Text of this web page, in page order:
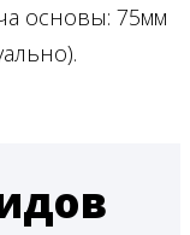
основы: 75мм